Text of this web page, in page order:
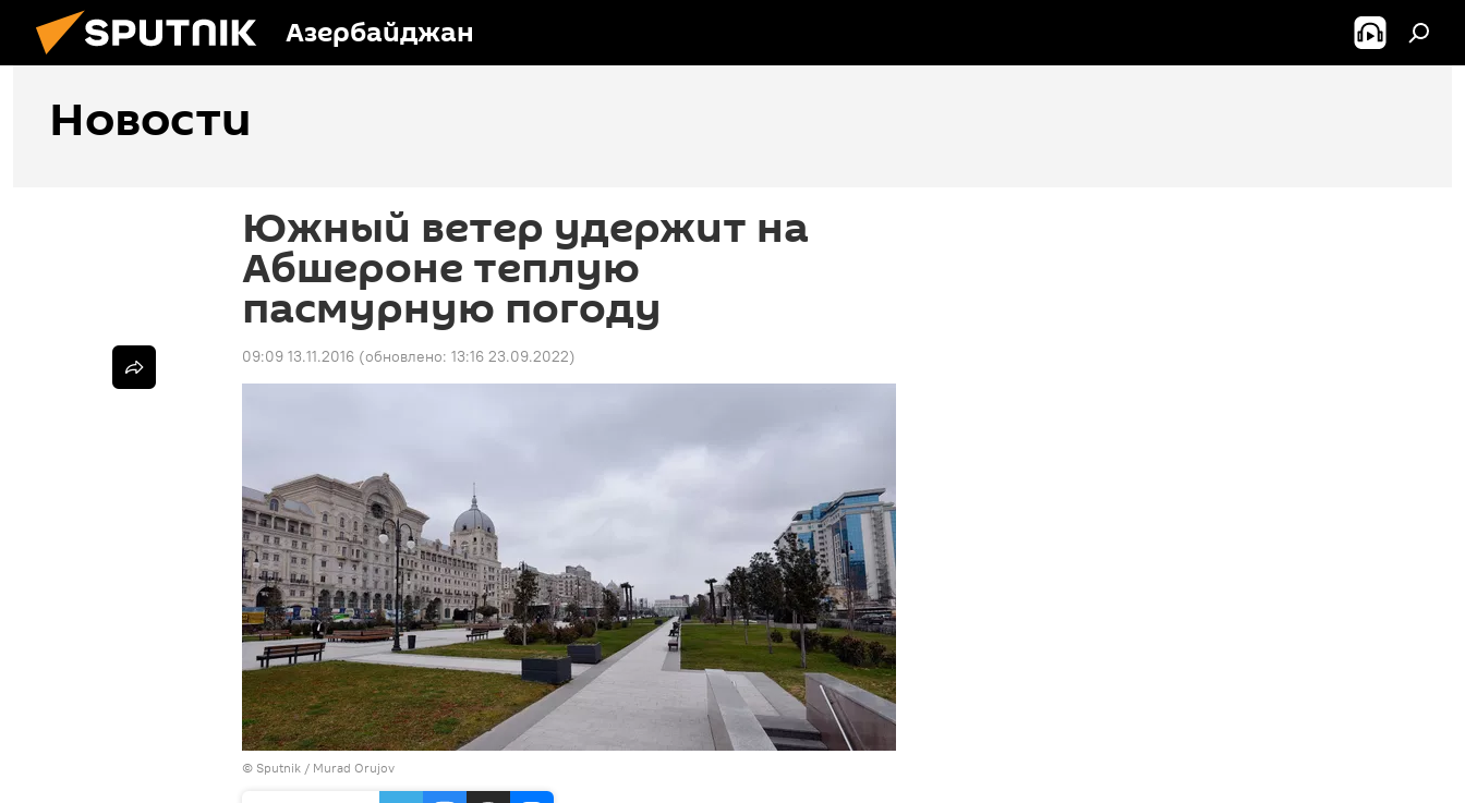
Азербайджан
Новости
Южный ветер удержит на
Абшероне теплую
пасмурную погоду
09:09 13.11.2016 (обновлено: 13:16 23.09.2022)
© Sputnik / Murad Orujov